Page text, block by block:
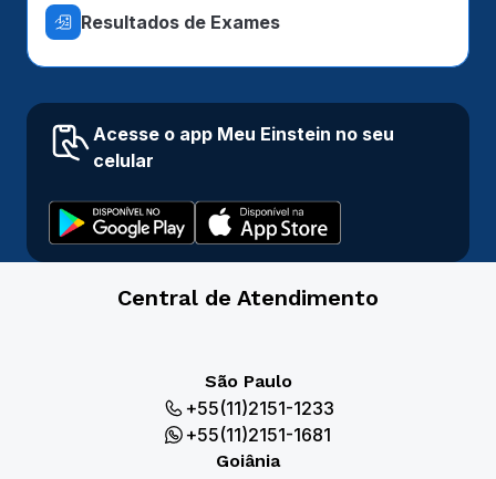
Resultados de Exames
Acesse o app Meu Einstein no seu
celular
Central de Atendimento
São Paulo
+55(11)2151-1233
+55(11)2151-1681
Goiânia